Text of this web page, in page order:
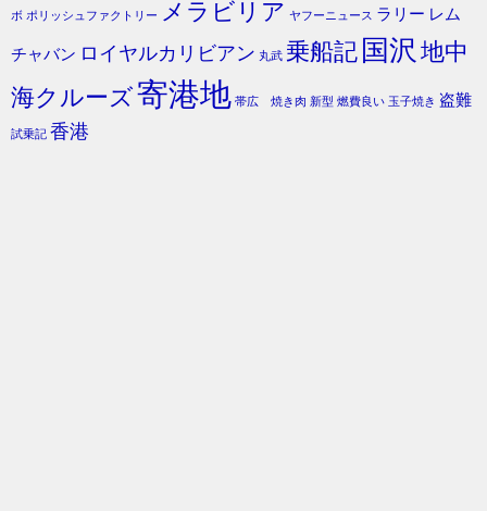
ボ ポリッシュファクトリー メラビリア ヤフーニュース ラリー レム
チャバン ロイヤルカリビアン 丸武 乗船記 国沢 地中
海クルーズ寄港地 帯広 焼き肉 新型 燃費良い 玉子焼き 盗難
試乗記 香港